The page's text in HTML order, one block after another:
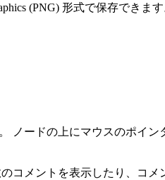
(PNG) 形式で保存できま
ノードの上にマウスのポイ
コメントを表示したり、コ